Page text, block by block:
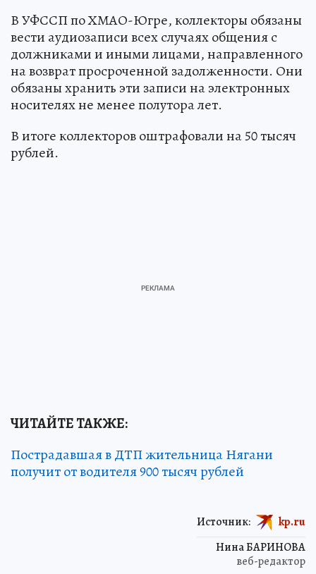
В УФССП по ХМАО-Югре, коллекторы обязаны
вести аудиозаписи всех случаях общения с
должниками и иными лицами, направленного
на возврат просроченной задолженности. Они
обязаны хранить эти записи на электронных
носителях не менее полутора лет.
В итоге коллекторов оштрафовали на 50 тысяч
рублей.
ЧИТАЙТЕ ТАКЖЕ:
Пострадавшая в ДТП жительница Нягани
получит от водителя 900 тысяч рублей
Нина БАРИНОВА
веб-редактор
Источник: kp.ru